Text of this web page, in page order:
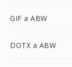
GIF a ABW
DOTX a ABW